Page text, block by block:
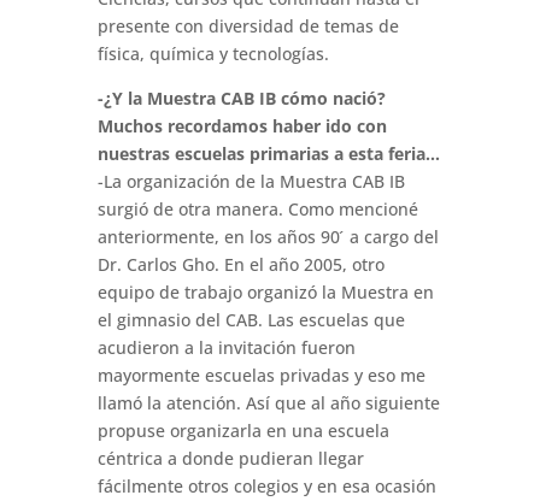
presente con diversidad de temas de
física, química y tecnologías.
-¿Y la Muestra CAB IB cómo nació?
Muchos recordamos haber ido con
nuestras escuelas primarias a esta feria…
-La organización de la Muestra CAB IB
surgió de otra manera. Como mencioné
anteriormente, en los años 90 ́ a cargo del
Dr. Carlos Gho. En el año 2005, otro
equipo de trabajo organizó la Muestra en
el gimnasio del CAB. Las escuelas que
acudieron a la invitación fueron
mayormente escuelas privadas y eso me
llamó la atención. Así que al año siguiente
propuse organizarla en una escuela
céntrica a donde pudieran llegar
fácilmente otros colegios y en esa ocasión